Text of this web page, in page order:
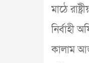
মাঠে
নির্বাহী
কালাম